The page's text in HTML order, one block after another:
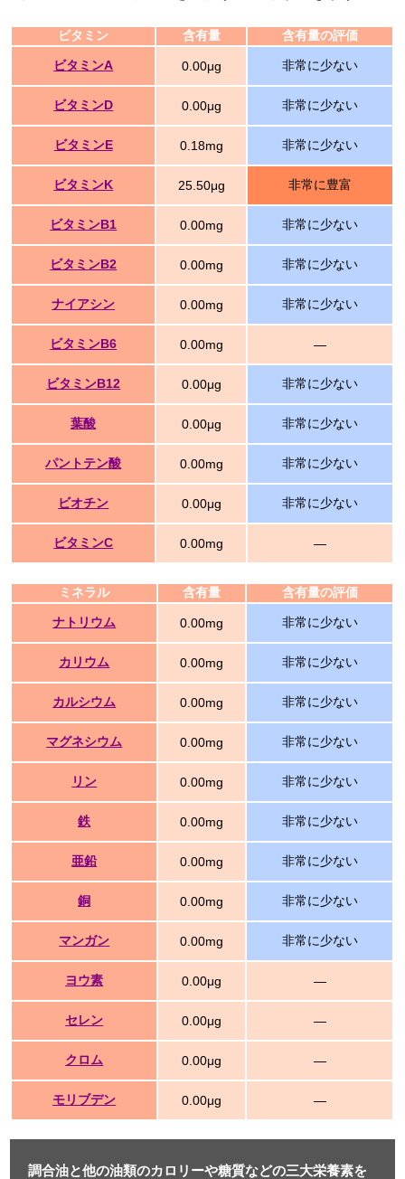
ビタミン 含有量 含有量の評価
ビタミンA 0.00μg 非常に少ない
ビタミンD 0.00μg 非常に少ない
ビタミンE 0.18mg 非常に少ない
ビタミンK 25.50μg 非常に豊富
ビタミンB1 0.00mg 非常に少ない
ビタミンB2 0.00mg 非常に少ない
ナイアシン 0.00mg 非常に少ない
ビタミンB6 0.00mg ―
ビタミンB12 0.00μg 非常に少ない
葉酸 0.00μg 非常に少ない
パントテン酸 0.00mg 非常に少ない
ビオチン 0.00μg 非常に少ない
ビタミンC 0.00mg ―
ミネラル 含有量 含有量の評価
ナトリウム 0.00mg 非常に少ない
カリウム 0.00mg 非常に少ない
カルシウム 0.00mg 非常に少ない
マグネシウム 0.00mg 非常に少ない
リン 0.00mg 非常に少ない
鉄 0.00mg 非常に少ない
亜鉛 0.00mg 非常に少ない
銅 0.00mg 非常に少ない
マンガン 0.00mg 非常に少ない
ヨウ素 0.00μg ―
セレン 0.00μg ―
クロム 0.00μg ―
モリブデン 0.00μg ―
調合油と他の油類のカロリーや糖質などの三大栄養素を